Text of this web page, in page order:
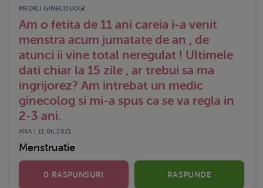
MEDICI GINECOLOGI
Am o fetita de 11 ani careia i-a venit
menstra acum jumatate de an , de
atunci ii vine total neregulat ! Ultimele
dati chiar la 15 zile , ar trebui sa ma
ingrijorez? Am intrebat un medic
ginecolog si mi-a spus ca se va regla in
2-3 ani.
ANA | 11.06.2021
Menstruatie
0 RASPUNSURI RASPUNDE